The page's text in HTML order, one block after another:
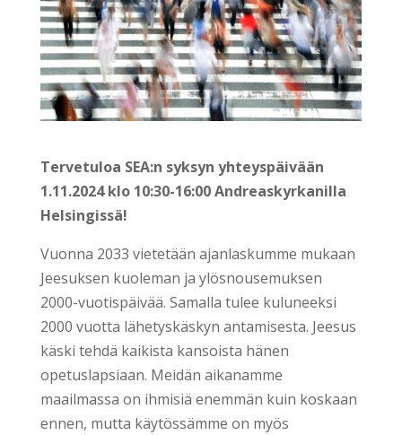
Tervetuloa SEA:n syksyn yhteyspäivään
1.11.2024 klo 10:30-16:00 Andreaskyrkanilla
Helsingissä!
Vuonna 2033 vietetään ajanlaskumme mukaan
Jeesuksen kuoleman ja ylösnousemuksen
2000-vuotispäivää. Samalla tulee kuluneeksi
2000 vuotta lähetyskäskyn antamisesta. Jeesus
käski tehdä kaikista kansoista hänen
opetuslapsiaan. Meidän aikanamme
maailmassa on ihmisiä enemmän kuin koskaan
ennen, mutta käytössämme on myös